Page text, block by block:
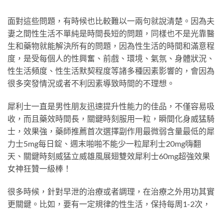
面對這些問題，有時候也比較難以一兩句就說清楚。因為夫
妻之間性生活不單純是時間長短的問題，同樣也不是光靠醫
生和藥物就能解決所有的問題，因為性生活的時間和滿意程
度，是受每個人的性興奮、前戲、環境、氣氛、身體狀況、
性生活頻度、性生活默契程度等諸多種因素影響的，會因為
很多突發情況或者不利因素導致時間的不理想。
犀利士一直是男性朋友迅速提升性能力的佳品，不僅容易吸
收，而且藥效時間長，關鍵時刻服用一粒，瞬間化身威猛騎
士，效果強，藥師推薦首次選擇副作用最微弱含量最低的犀
力士5mg每日錠、週末啪啪不能少一粒犀利士20mg嗨翻
天、關鍵時刻威猛立威雄風展翅雙效犀利士60mg超強效果
女神狂贊一級棒！
很多時候，針對早泄的治療或者調理，在治療之外用功其實
更關鍵。比如，要有一定規律的性生活，保持每周1-2次，